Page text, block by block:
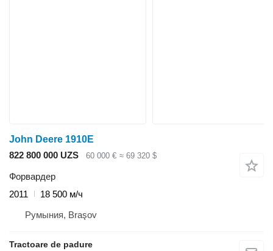
John Deere 1910E
822 800 000 UZS
60 000 € ≈ 69 320 $
Форвардер
2011
18 500 м/ч
Румыния, Braşov
Tractoare de padure